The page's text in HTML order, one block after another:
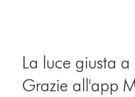
La luce giusta
Grazie all'app